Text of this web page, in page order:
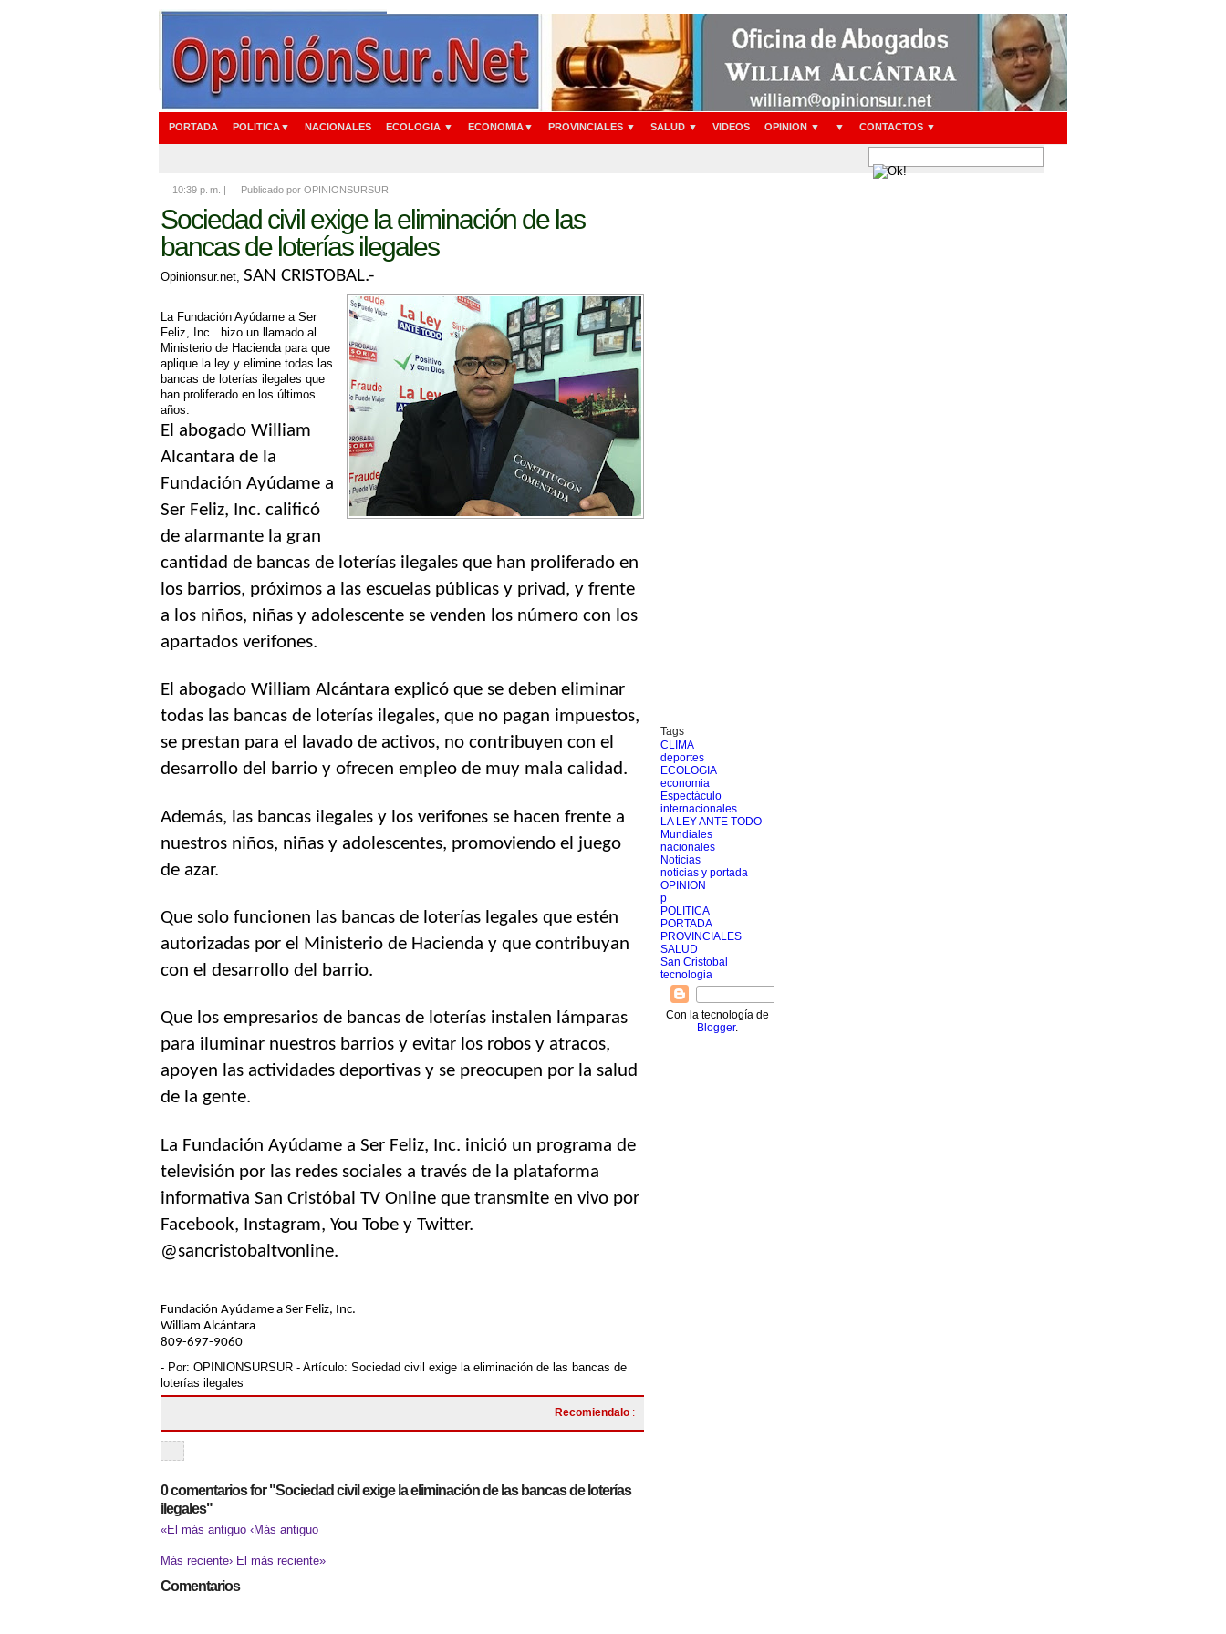
PORTADA POLITICA▼ NACIONALES ECOLOGIA ▼ ECONOMIA▼ PROVINCIALES ▼ SALUD ▼ VIDEOS OPINION ▼ ▼ CONTACTOS ▼
10:39 p. m. | Publicado por OPINIONSURSUR
Sociedad civil exige la eliminación de las
bancas de loterías ilegales
Opinionsur.net, SAN CRISTOBAL.-
La Fundación Ayúdame a Ser
Feliz, Inc. hizo un llamado al
Ministerio de Hacienda para que
aplique la ley y elimine todas las
bancas de loterías ilegales que
han proliferado en los últimos
años.
El abogado William
Alcantara de la
Fundación Ayúdame a
Ser Feliz, Inc. calificó
de alarmante la gran
cantidad de bancas de loterías ilegales que han proliferado en
los barrios, próximos a las escuelas públicas y privad, y frente
a los niños, niñas y adolescente se venden los número con los
apartados verifones.
El abogado William Alcántara explicó que se deben eliminar
todas las bancas de loterías ilegales, que no pagan impuestos,
se prestan para el lavado de activos, no contribuyen con el
desarrollo del barrio y ofrecen empleo de muy mala calidad.
Además, las bancas ilegales y los verifones se hacen frente a
nuestros niños, niñas y adolescentes, promoviendo el juego
de azar.
Que solo funcionen las bancas de loterías legales que estén
autorizadas por el Ministerio de Hacienda y que contribuyan
con el desarrollo del barrio.
Que los empresarios de bancas de loterías instalen lámparas
para iluminar nuestros barrios y evitar los robos y atracos,
apoyen las actividades deportivas y se preocupen por la salud
de la gente.
La Fundación Ayúdame a Ser Feliz, Inc. inició un programa de
televisión por las redes sociales a través de la plataforma
informativa San Cristóbal TV Online que transmite en vivo por
Facebook, Instagram, You Tobe y Twitter.
@sancristobaltvonline.
Fundación Ayúdame a Ser Feliz, Inc.
William Alcántara
809-697-9060
- Por: OPINIONSURSUR - Artículo: Sociedad civil exige la eliminación de las bancas de
loterías ilegales
Recomiendalo :
0 comentarios for "Sociedad civil exige la eliminación de las bancas de loterías
ilegales"
«El más antiguo ‹Más antiguo
Más reciente› El más reciente»
Comentarios
Tags
CLIMA
deportes
ECOLOGIA
economia
Espectáculo
internacionales
LA LEY ANTE TODO
Mundiales
nacionales
Noticias
noticias y portada
OPINION
p
POLITICA
PORTADA
PROVINCIALES
SALUD
San Cristobal
tecnologia
Con la tecnología de
Blogger.